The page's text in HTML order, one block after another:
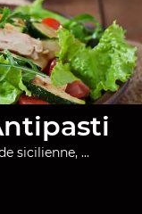
sicilienne, ...